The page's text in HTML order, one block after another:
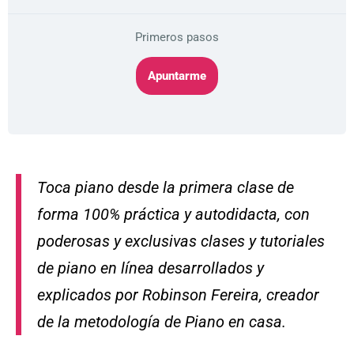
Mi Cuenta
Primeros pasos
Apuntarme
Toca piano desde la primera clase de
forma 100% práctica y autodidacta, con
poderosas y exclusivas clases y tutoriales
de piano en línea desarrollados y
explicados por Robinson Fereira, creador
de la metodología de Piano en casa.